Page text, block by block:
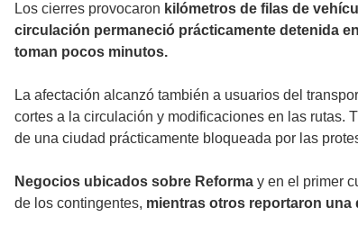
Los cierres provocaron kilómetros de filas de
circulación permaneció prácticamente detenida
toman pocos minutos.
La afectación alcanzó también a usuarios del
cortes a la circulación y modificaciones en las rutas.
de una ciudad prácticamente bloqueada por las
Negocios ubicados sobre Reforma y en el primer
de los contingentes, mientras otros reportaron